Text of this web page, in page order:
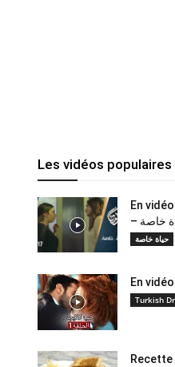
Les vidéos populaires
En
حياة خاصة
Turkish
Recette